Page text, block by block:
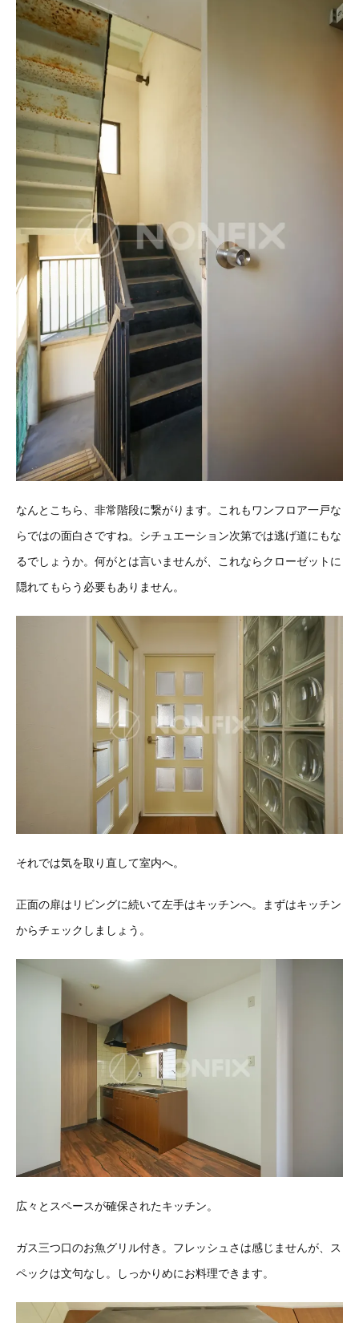
なんとこちら、非常階段に繋がります。これもワンフロア一戸な
らではの面白さですね。シチュエーション次第では逃げ道にもな
るでしょうか。何がとは言いませんが、これならクローゼットに
隠れてもらう必要もありません。
それでは気を取り直して室内へ。
正面の扉はリビングに続いて左手はキッチンへ。まずはキッチン
からチェックしましょう。
広々とスペースが確保されたキッチン。
ガス三つ口のお魚グリル付き。フレッシュさは感じませんが、ス
ペックは文句なし。しっかりめにお料理できます。